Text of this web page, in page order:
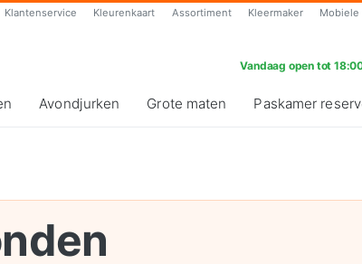
Klantenservice Kleurenkaart Assortiment Kleermaker Mobiele
Vandaag open tot
Avondjurken Grote maten Paskamer